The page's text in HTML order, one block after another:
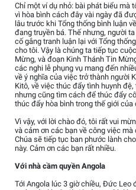
Chỉ một ví dụ nhỏ: bài phát biểu mà
vì hòa bình cách đây vài ngày đã
lâu trước khi Tổng thống bình luận
đang truyền bá. Thế nhưng, người
cố gắng tranh luận lại với Tổng
cho tôi. Vậy là chúng ta tiếp tục
Mừng, và đoạn Kinh Thánh Tin
các nghi lễ phụng vụ mang đến
về ý nghĩa của việc trở thành người
Kitô, về việc thúc đẩy tình huynh
nhưng cũng tìm cách để thúc đẩy
thúc đẩy hòa bình trong thế giới của
Vì vậy, với lời chào đó, tôi rất vui
và cảm ơn các bạn về công việc
Chúa sẽ tiếp tục ban phước lành
này. Cảm ơn các bạn rất nhiều.
Với nhà cầm quyền Angola
Tới Angola lúc 3 giờ chiều, Đức Leo